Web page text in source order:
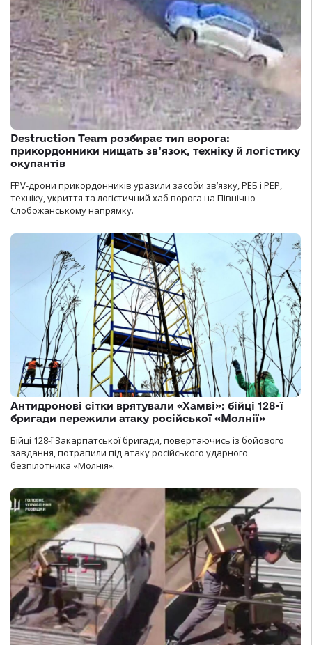
Destruction Team розбирає тил ворога:
прикордонники нищать зв’язок, техніку й логістику
окупантів
FPV-дрони прикордонників уразили засоби зв’язку, РЕБ і РЕР,
техніку, укриття та логістичний хаб ворога на Північно-
Слобожанському напрямку.
Антидронові сітки врятували «Хамві»: бійці 128-ї
бригади пережили атаку російської «Молнії»
Бійці 128-ї Закарпатської бригади, повертаючись із бойового
завдання, потрапили під атаку російського ударного
безпілотника «Молнія».